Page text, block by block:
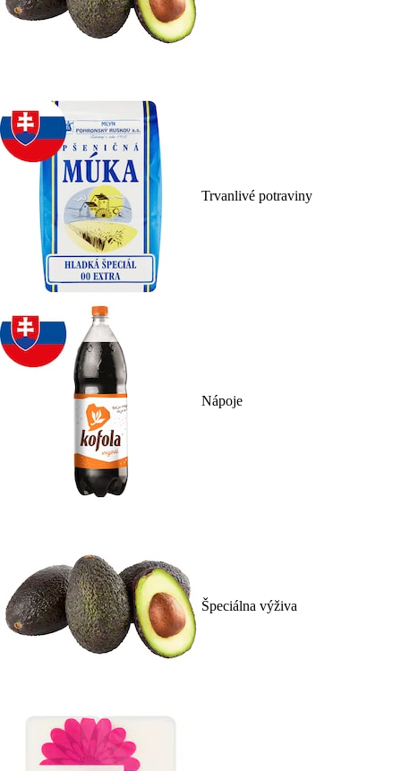
Trvanlivé potraviny
Nápoje
Špeciálna výživa